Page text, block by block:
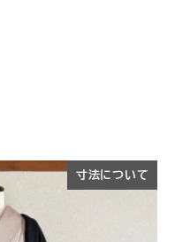
寸法について